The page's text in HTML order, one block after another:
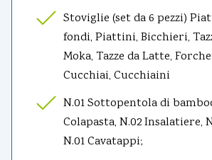
Stoviglie (set da 6 pezzi)
fondi, Piattini, Bicchieri,
Moka, Tazze da Latte,
Cucchiai, Cucchiaini
N.01 Sottopentola di
Colapasta, N.02 Insalatiere,
N.01 Cavatappi;